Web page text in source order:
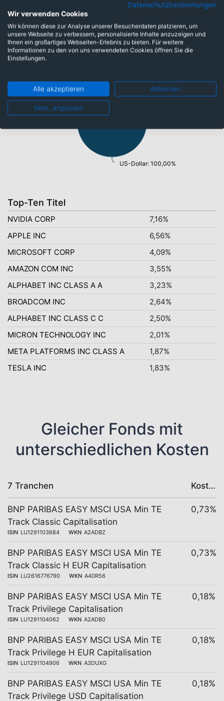
Finanzen: 12,07%
Gesundheitswesen: 9,43%
Währungen
US-Dollar: 100,00%
Top-Ten Titel
NVIDIA CORP
7,16%
APPLE INC
6,56%
MICROSOFT CORP
4,09%
AMAZON COM INC
3,55%
ALPHABET INC CLASS A A
3,23%
BROADCOM INC
2,64%
ALPHABET INC CLASS C C
2,50%
MICRON TECHNOLOGY INC
2,01%
META PLATFORMS INC CLASS A
1,87%
TESLA INC
1,83%
Gleicher Fonds mit
unterschiedlichen Kosten
7 Tranchen Kosten
BNP PARIBAS EASY MSCI USA Min TE
Track Classic Capitalisation
ISIN LU1291103684 WKN A2ADBZ
0,73%
BNP PARIBAS EASY MSCI USA Min TE
Track Classic H EUR Capitalisation
ISIN LU2616776790 WKN A40R56
0,73%
BNP PARIBAS EASY MSCI USA Min TE
Track Privilege Capitalisation
ISIN LU1291104062 WKN A2ADB0
0,18%
BNP PARIBAS EASY MSCI USA Min TE
Track Privilege H EUR Capitalisation
ISIN LU1291104906 WKN A3DUXG
0,18%
BNP PARIBAS EASY MSCI USA Min TE
Track Privilege USD Capitalisation
0,18%
Datenschutzbestimmungen
Wir verwenden Cookies
Wir können diese zur Analyse unserer Besucherdaten platzieren, um
unsere Webseite zu verbessern, personalisierte Inhalte anzuzeigen und
Ihnen ein großartiges Webseiten-Erlebnis zu bieten. Für weitere
Informationen zu den von uns verwendeten Cookies öffnen Sie die
Einstellungen.
Alle akzeptieren Ablehnen
Nein, anpassen